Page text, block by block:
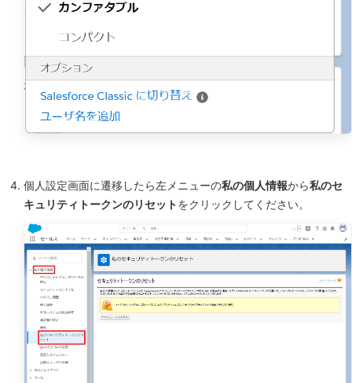
個人設定画面に遷移したら左メニューの私の個人情報から私のセ
キュリティトークンのリセットをクリックしてください。